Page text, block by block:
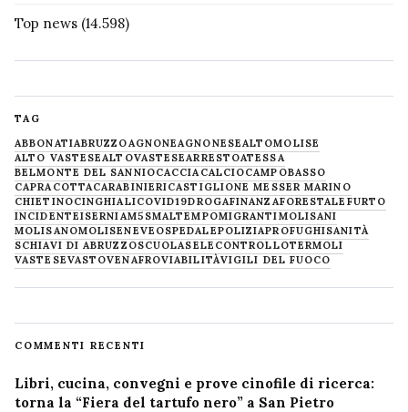
Top news (14.598)
TAG
ABBONATIABRUZZOAGNONEAGNONESEALTOMOLISE
ALTO VASTESEALTOVASTESEARRESTOATESSA
BELMONTE DEL SANNIOCACCIACALCIOCAMPOBASSO
CAPRACOTTACARABINIERICASTIGLIONE MESSER MARINO
CHIETINOCINGHIALICOVID19DROGAFINANZAFORESTALE FURTO
INCIDENTEISERNIAM5SMALTEMPOMIGRANTIMOLISANI
MOLISANOMOLISENEVE OSPEDALEPOLIZIAPROFUGHISANITÀ
SCHIAVI DI ABRUZZOSCUOLASELECONTROLLOTERMOLI
VASTESEVASTOVENAFROVIABILITÀVIGILI DEL FUOCO
COMMENTI RECENTI
Libri, cucina, convegni e prove cinofile di ricerca:
torna la “Fiera del tartufo nero” a San Pietro